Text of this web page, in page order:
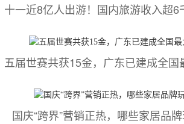
十一近8亿人出游！国内旅游收入超6
五届世赛共获15金，广东已建成全国
国庆“跨界”营销正热，哪些家居品